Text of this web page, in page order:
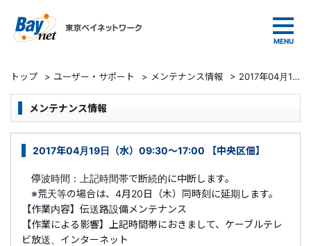
トップ > ユーザー・サポート > メンテナンス情報 > 2017年04月19日（水）09:30～17:00 【中央区佃】
メンテナンス情報
2017年04月19日（水）09:30～17:00 【中央区佃】
停波時間：上記時間帯で断続的に中断します。
※荒天等の場合は、4月20日（木）同時刻に延期します。
【作業内容】伝送路設備メンテナンス
【作業による影響】上記時間帯におきまして、ケーブルテレ
ビ放送、インターネット